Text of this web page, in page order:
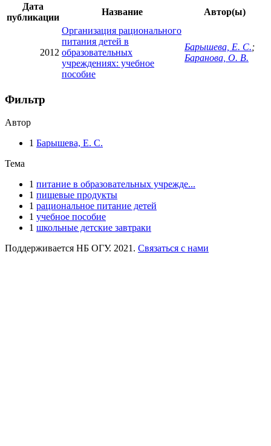
Дата
публикации
Название Автор(ы)
2012
Организация рационального
питания детей в
образовательных
учреждениях: учебное
пособие
Барышева, Е. С.;
Баранова, О. В.
Фильтр
Автор
1 Барышева, Е. С.
Тема
1 питание в образовательных учрежде...
1 пищевые продукты
1 рациональное питание детей
1 учебное пособие
1 школьные детские завтраки
Поддерживается НБ ОГУ. 2021. Связаться с нами